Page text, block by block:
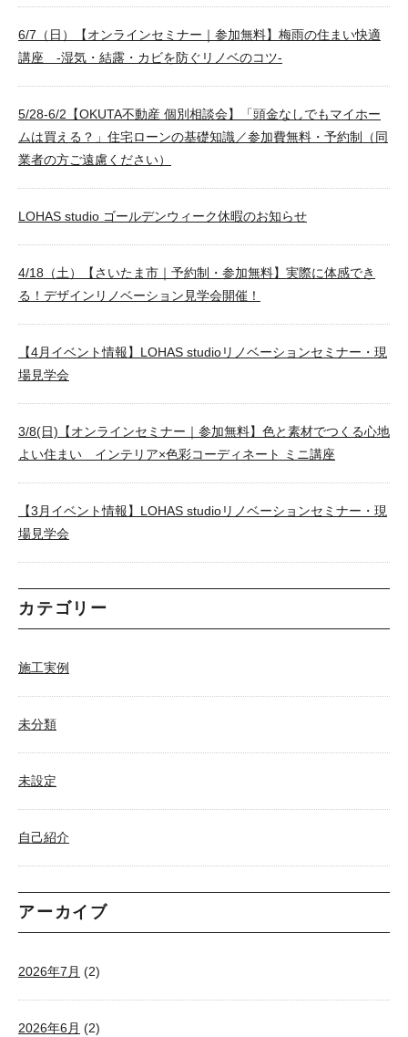
6/7（日）【オンラインセミナー｜参加無料】梅雨の住まい快適
講座 -湿気・結露・カビを防ぐリノベのコツ-
5/28-6/2【OKUTA不動産 個別相談会】「頭金なしでもマイホー
ムは買える？」住宅ローンの基礎知識／参加費無料・予約制（同
業者の方ご遠慮ください）
LOHAS studio ゴールデンウィーク休暇のお知らせ
4/18（土）【さいたま市｜予約制・参加無料】実際に体感でき
る！デザインリノベーション見学会開催！
【4月イベント情報】LOHAS studioリノベーションセミナー・現
場見学会
3/8(日)【オンラインセミナー｜参加無料】色と素材でつくる心地
よい住まい インテリア×色彩コーディネート ミニ講座
【3月イベント情報】LOHAS studioリノベーションセミナー・現
場見学会
カテゴリー
施工実例
未分類
未設定
自己紹介
アーカイブ
2026年7月 (2)
2026年6月 (2)